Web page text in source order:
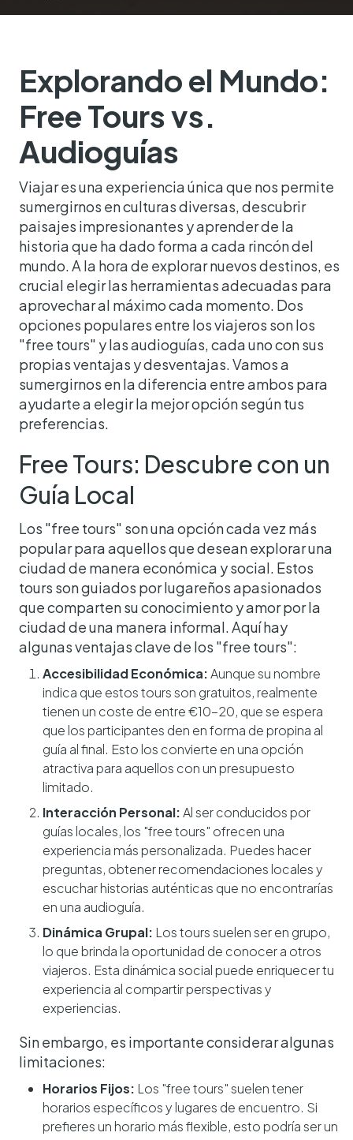
Explorando el Mundo:
Free Tours vs.
Audioguías
Viajar es una experiencia única que nos permite
sumergirnos en culturas diversas, descubrir
paisajes impresionantes y aprender de la
historia que ha dado forma a cada rincón del
mundo. A la hora de explorar nuevos destinos, es
crucial elegir las herramientas adecuadas para
aprovechar al máximo cada momento. Dos
opciones populares entre los viajeros son los
"free tours" y las audioguías, cada uno con sus
propias ventajas y desventajas. Vamos a
sumergirnos en la diferencia entre ambos para
ayudarte a elegir la mejor opción según tus
preferencias.
Free Tours: Descubre con un
Guía Local
Los "free tours" son una opción cada vez más
popular para aquellos que desean explorar una
ciudad de manera económica y social. Estos
tours son guiados por lugareños apasionados
que comparten su conocimiento y amor por la
ciudad de una manera informal. Aquí hay
algunas ventajas clave de los "free tours":
Accesibilidad Económica:Aunque su nombre
indica que estos tours son gratuitos, realmente
tienen un coste de entre €10-20, que se espera
que los participantes den en forma de propina al
guía al final. Esto los convierte en una opción
atractiva para aquellos con un presupuesto
limitado.
Interacción Personal:Al ser conducidos por
guías locales, los "free tours" ofrecen una
experiencia más personalizada. Puedes hacer
preguntas, obtener recomendaciones locales y
escuchar historias auténticas que no encontrarías
en una audioguía.
Dinámica Grupal: Los tours suelen ser en grupo,
lo que brinda la oportunidad de conocer a otros
viajeros. Esta dinámica social puede enriquecer tu
experiencia al compartir perspectivas y
experiencias.
Sin embargo, es importante considerar algunas
limitaciones:
Horarios Fijos: Los "free tours" suelen tener
horarios específicos y lugares de encuentro. Si
prefieres un horario más flexible, esto podría ser un